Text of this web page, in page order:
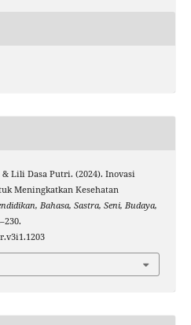
Lili Dasa Putri. (2024). Inovasi
Meningkatkan Kesehatan
Bahasa, Sastra, Seni, Budaya,